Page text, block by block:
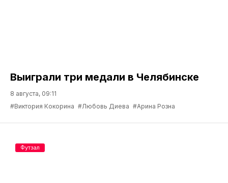
Выиграли три медали в Челябинске
8 августа, 09:11
#Виктория Кокорина #Любовь Диева #Арина Розна
Футзал